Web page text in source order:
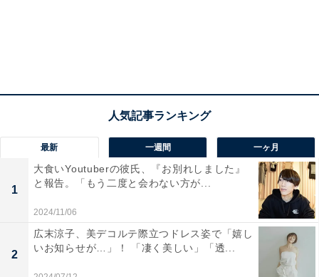
最新 一週間 一ヶ月
1
大食いYoutuberの彼氏、『お別れしました』
と報告。「もう二度と会わない方が...
2024/11/06
2
広末涼子、美デコルテ際立つドレス姿で「嬉し
いお知らせが…」！ 「凄く美しい」「透...